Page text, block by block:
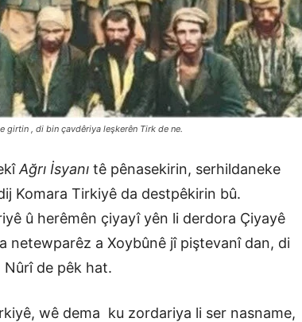
girtin , di bin çavdêriya leşkerên Tirk de ne.
Ağrı İsyanı tê pênasekirin, serhildaneke
Komara Tirkiyê da destpêkirin bû.
û herêmên çiyayî yên li derdora Çiyayê
netewparêz a Xoybûnê jî piştevanî dan, di
Nûrî de pêk hat.
wê dema ku zordariya li ser nasname,